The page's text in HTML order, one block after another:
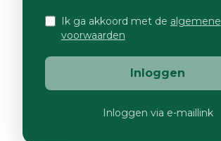
Ik ga akkoord met de algemene
voorwaarden
Inloggen
Inloggen via e-maillink